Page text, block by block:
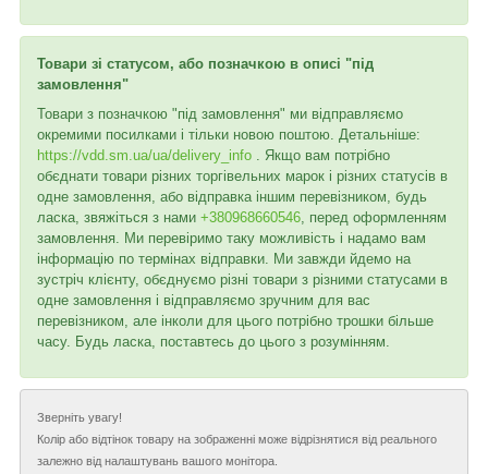
Товари зі статусом, або позначкою в описі "під
замовлення"
Товари з позначкою "під замовлення" ми відправляємо
окремими посилками і тільки новою поштою. Детальніше:
https://vdd.sm.ua/ua/delivery_info . Якщо вам потрібно
обєднати товари різних торгівельних марок і різних статусів в
одне замовлення, або відправка іншим перевізником, будь
ласка, звяжіться з нами +380968660546 , перед оформленням
замовлення. Ми перевіримо таку можливість і надамо вам
інформацію по термінах відправки. Ми завжди йдемо на
зустріч клієнту, обєднуємо різні товари з різними статусами в
одне замовлення і відправляємо зручним для вас
перевізником, але інколи для цього потрібно трошки більше
часу. Будь ласка, поставтесь до цього з розумінням.
Зверніть увагу!
Колір або відтінок товару на зображенні може відрізнятися від реального
залежно від налаштувань вашого монітора.